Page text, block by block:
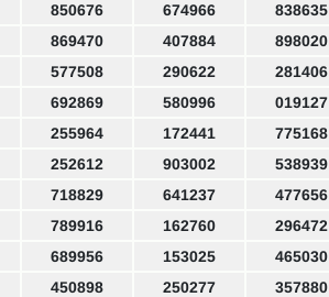
850676 674966 838635
869470 407884 898020
577508 290622 281406
692869 580996 019127
255964 172441 775168
252612 903002 538939
718829 641237 477656
789916 162760 296472
689956 153025 465030
450898 250277 357880